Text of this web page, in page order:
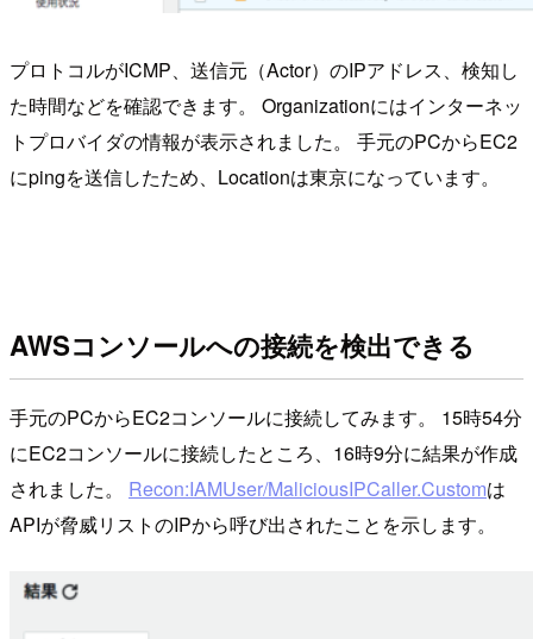
プロトコルがICMP、送信元（Actor）のIPアドレス、検知し
た時間などを確認できます。 Organizationにはインターネッ
トプロバイダの情報が表示されました。 手元のPCからEC2
にpingを送信したため、Locationは東京になっています。
AWSコンソールへの接続を検出できる
手元のPCからEC2コンソールに接続してみます。 15時54分
にEC2コンソールに接続したところ、16時9分に結果が作成
されました。 Recon:IAMUser/MaliciousIPCaller.Customは
APIが脅威リストのIPから呼び出されたことを示します。